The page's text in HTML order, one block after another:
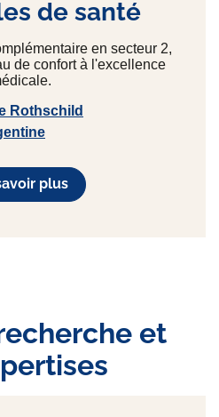
de santé
en secteur 2,
de confort à l'excellence
Rothschild
plus
et